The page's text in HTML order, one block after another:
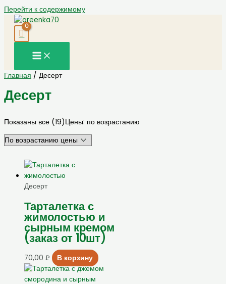
Перейти к содержимому
Главная / Десерт
Десерт
Показаны все (19)Цены: по возрастанию
Десерт
Тарталетка с
жимолостью и
сырным кремом
(заказ от 10шт)
70,00 ₽ В корзину